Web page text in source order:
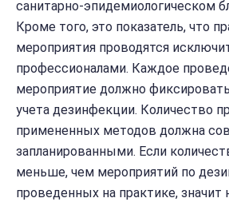
санитарно-эпидемиологическом
Кроме того, это показатель, что
мероприятия проводятся
профессионалами. Каждое
мероприятие должно
учета дезинфекции. Количество
примененных методов должна
запланированными. Если
меньше, чем мероприятий по
проведенных на практике, значит